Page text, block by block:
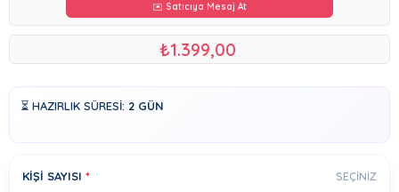
Kız Çocuk Pastaları
✉️ Satıcıya Mesaj At
₺1.399,00
⏳ HAZIRLIK SÜRESI: 2 GÜN
KIŞI SAYISI * SEÇINIZ